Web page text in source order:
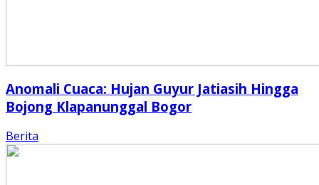
Anomali Cuaca: Hujan Guyur Jatiasih Hingga
Bojong Klapanunggal Bogor
Berita